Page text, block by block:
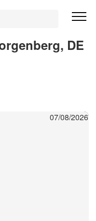
DE
07/08/2026